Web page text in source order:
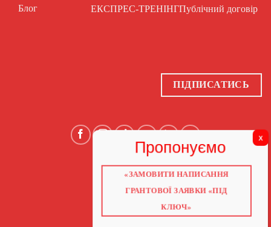
Блог ЕКСПРЕС-ТРЕНІНГПублічний договір
ПІДПИСАТИСЬ
ГОЛОВНА
ПРО НАС
ГРАНТИ 2026
ПОСЛУГИ
«ЗАМОВИТИ НАПИСАННЯ
ГРАНТОВОЇ ЗАЯВКИ «ПІД
КЛЮЧ»